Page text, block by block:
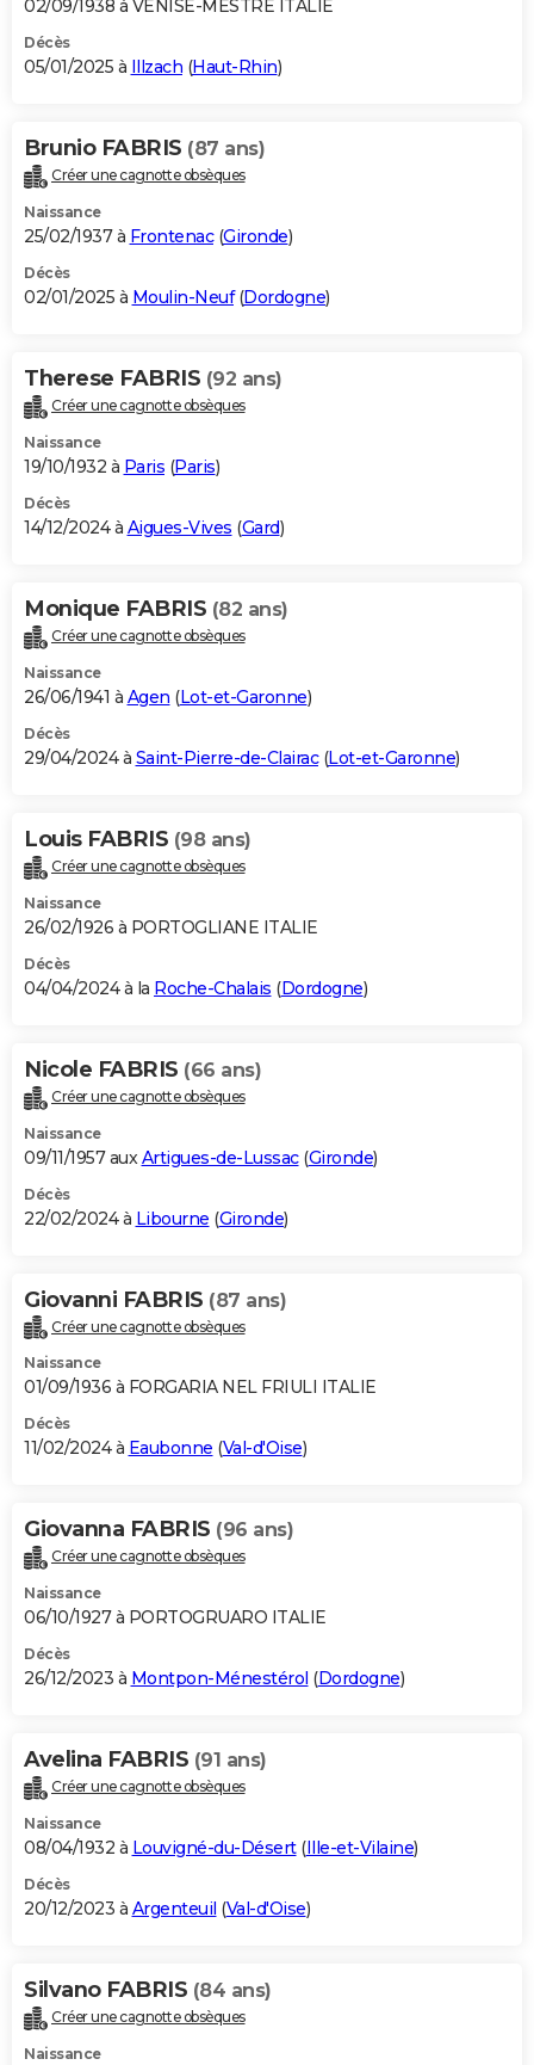
02/09/1938 à VENISE-MESTRE ITALIE
Décès
05/01/2025 à Illzach (Haut-Rhin)
Brunio FABRIS (87 ans)
Créer une cagnotte obsèques
Naissance
25/02/1937 à Frontenac(Gironde)
Décès
02/01/2025 à Moulin-Neuf(Dordogne)
Therese FABRIS (92 ans)
Créer une cagnotte obsèques
Naissance
19/10/1932 à Paris (Paris)
Décès
14/12/2024 à Aigues-Vives (Gard)
Monique FABRIS (82 ans)
Créer une cagnotte obsèques
Naissance
26/06/1941 à Agen (Lot-et-Garonne)
Décès
29/04/2024 à Saint-Pierre-de-Clairac(Lot-et-Garonne)
Louis FABRIS (98 ans)
Créer une cagnotte obsèques
Naissance
26/02/1926 à PORTOGLIANE ITALIE
Décès
04/04/2024 à la Roche-Chalais (Dordogne)
Nicole FABRIS (66 ans)
Créer une cagnotte obsèques
Naissance
09/11/1957 aux Artigues-de-Lussac(Gironde)
Décès
22/02/2024 à Libourne (Gironde)
Giovanni FABRIS (87 ans)
Créer une cagnotte obsèques
Naissance
01/09/1936 à FORGARIA NEL FRIULI ITALIE
Décès
11/02/2024 à Eaubonne (Val-d'Oise)
Giovanna FABRIS (96 ans)
Créer une cagnotte obsèques
Naissance
06/10/1927 à PORTOGRUARO ITALIE
Décès
26/12/2023 à Montpon-Ménestérol (Dordogne)
Avelina FABRIS (91 ans)
Créer une cagnotte obsèques
Naissance
08/04/1932 à Louvigné-du-Désert(Ille-et-Vilaine)
Décès
20/12/2023 à Argenteuil (Val-d'Oise)
Silvano FABRIS (84 ans)
Créer une cagnotte obsèques
Naissance